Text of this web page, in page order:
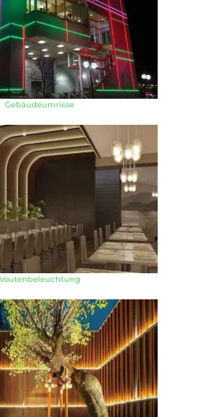
Gebäudeumrisse
Voutenbeleuchtung